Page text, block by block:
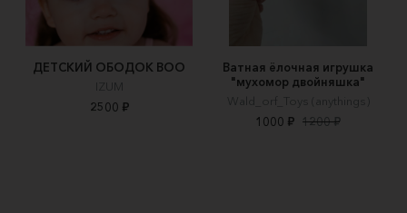
ДЕТСКИЙ ОБОДОК BOO
IZUM
2500 ₽
Ватная ёлочная игрушка
"мухомор двойняшка"
Wald_orf_Toys (anythings)
1000 ₽ 1200 ₽